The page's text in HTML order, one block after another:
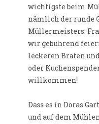
wichtigste beim
nämlich der runde
Müllermeisters:
wir gebührend
leckeren Braten
oder
willkommen!
Dass es in Doras
und auf dem